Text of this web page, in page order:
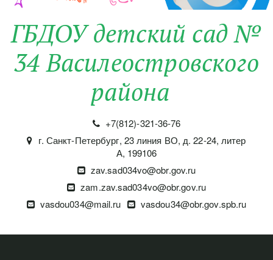
ГБДОУ детский сад №
34 Василеостровского
района
+7(812)-321-36-76
г. Санкт-Петербург, 23 линия ВО, д. 22-24, литер
А, 199106
zav.sad034vo@obr.gov.ru
zam.zav.sad034vo@obr.gov.ru
vasdou034@mail.ru
vasdou34@obr.gov.spb.ru